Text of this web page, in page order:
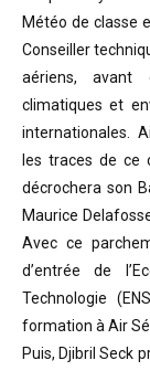
Météo de classe
Conseiller
aériens, avant
climatiques et
internationales.
les traces de ce
décrochera son
Maurice
Avec ce
d’entrée de
Technologie
formation à Air
Puis, Djibril Seck